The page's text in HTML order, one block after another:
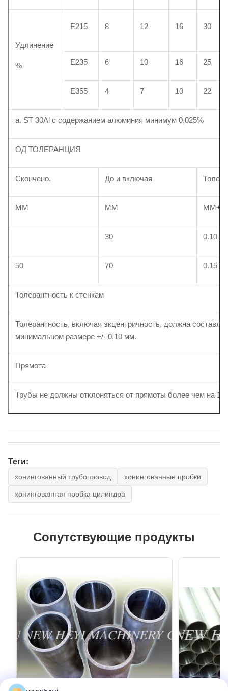
Удлинение
%
Е215 8 12 16 30
Е235 6 10 16 25
Е355 4 7 10 22
a. ST 30Al с содержанием алюминия минимум 0,025%
ОД ТОЛЕРАНЦИЯ
Скончено. До и включая
ММ ММ ММ+/-
30 0.10
50 70 0.15
Толерантность к стенкам
Толерантность, включая экцентричность, должна
минимальном размере +/- 0,10 мм.
Прямота
Трубы не должны отклоняться от прямоты более чем на
Теги:
хонингованный трубопровод хонингованные пробки
хонингованная пробка цилиндра
Сопутствующие продукты